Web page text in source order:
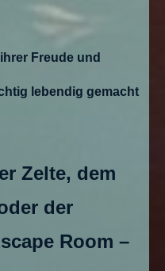
Freude und
lebendig gemacht
Zelte, dem
der
Room –